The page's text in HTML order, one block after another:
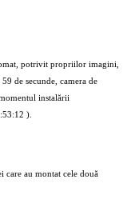
potrivit propriilor imagini,
de secunde, camera de
instalării
).
care au montat cele două